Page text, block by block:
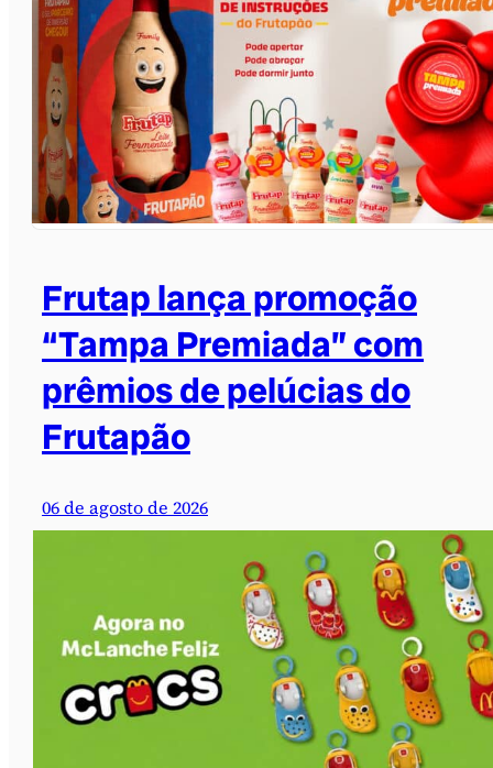
Frutap lança promoção
“Tampa Premiada” com
prêmios de pelúcias do
Frutapão
06 de agosto de 2026